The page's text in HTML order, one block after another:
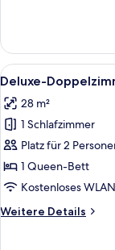
or
Twin
Bungalow)
anzeigen
Doppel-
oder
-
Zweibettzimmer
(Premier
Double
or
Twin
Bungalow)
Alle
Fotos
für
Deluxe-
Doppelzimmer
(Bungalow
with
Pool)
5
Deluxe-
28 m²
1 Schlafzimmer
Platz für 2
1 Queen-Bett
Kostenloses WLAN
Weitere Details
Weitere